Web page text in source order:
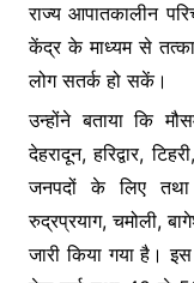
राज्य आपातकालीन
केंद्र के माध्यम से
लोग सतर्क हो सकें।
उन्होंने बताया कि
देहरादून, हरिद्वार,
जनपदों के लिए
रुद्रप्रयाग, चमोली,
जारी किया गया है।